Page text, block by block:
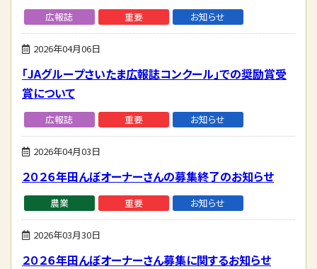
広報誌 重要 お知らせ
2026年04月06日
「JAグループさいたま広報誌コンクール」での奨励賞受
賞について
広報誌 重要 お知らせ
2026年04月03日
２０２６年田んぼオーナーさんの募集終了のお知らせ
農業 重要 お知らせ
2026年03月30日
２０２６年田んぼオーナーさん募集に関するお知らせ